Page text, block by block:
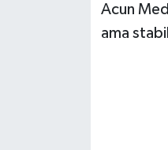
Acun
ama